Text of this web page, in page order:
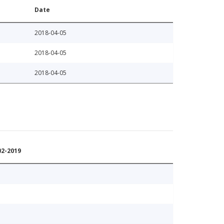
Date
2018-04-05
2018-04-05
2018-04-05
2019